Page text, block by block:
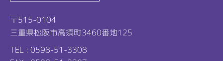
〒515-0104
三重県松阪市高須町3460番地125
TEL : 0598-51-3308